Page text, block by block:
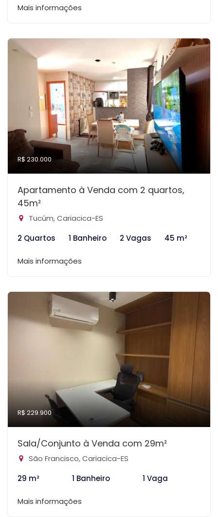
Mais informações
R$ 230.000
Apartamento à Venda com 2 quartos,
45m²
Tucúm, Cariacica-ES
2 Quartos
1 Banheiro 2 Vagas 45 m²
Mais informações
R$ 229.900
Sala/Conjunto à Venda com 29m²
São Francisco, Cariacica-ES
29 m²
1 Banheiro 1 Vaga
Mais informações